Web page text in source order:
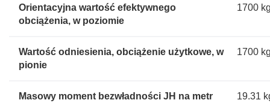
Orientacyjna wartość efektywnego
obciążenia, w poziomie
1700
Wartość odniesienia, obciążenie użytkowe, w
pionie
1700
Masowy moment bezwładności JH na metr
19.31